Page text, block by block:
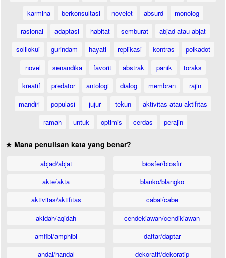
karmina
berkonsultasi novelet absurd
monolog
rasional
adaptasi habitat semburat
abjad-atau-abjat
solilokui
gurindam hayati replikasi kontras
polkadot
novel
senandika favorit abstrak panik
toraks
kreatif
predator antologi dialog membran
rajin
mandiri
populasi jujur tekun
aktivitas-atau-aktifitas
ramah
untuk optimis cerdas perajin
★ Mana penulisan kata yang benar?
abjad/abjat
akte/akta
aktivitas/aktifitas
akidah/aqidah
amfibi/amphibi
andal/handal
biosfer/biosfir
blanko/blangko
cabai/cabe
cendekiawan/cendikiawan
daftar/daptar
dekoratif/dekoratip